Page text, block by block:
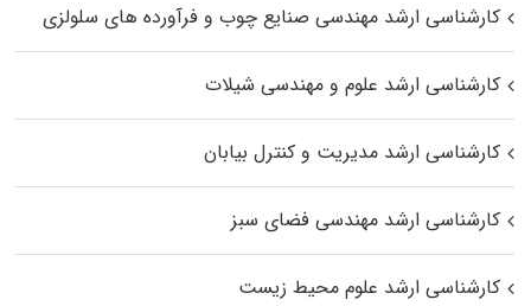
کارشناسی ارشد مهندسی صنایع چوب و فرآورده‌ های سلولزی
کارشناسی ارشد علوم و مهندسی شیلات
کارشناسی ارشد مدیریت و کنترل بیابان
کارشناسی ارشد مهندسی فضای سبز
کارشناسی ارشد علوم محیط‌ زیست